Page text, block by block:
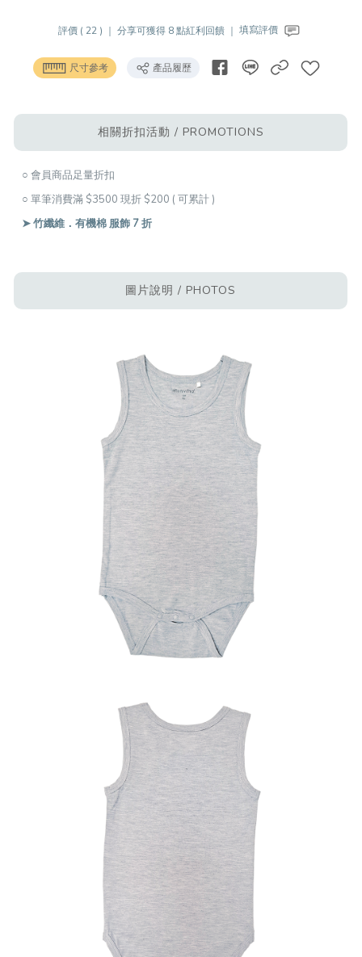
評價 ( 22 ) ｜分享可獲得 8 點紅利回饋 ｜填寫評價
尺寸參考 產品履歷
相關折扣活動 / PROMOTIONS
○ 會員商品足量折扣
○ 單筆消費滿 $3500 現折 $200 ( 可累計 )
➤ 竹纖維．有機棉 服飾 7 折
圖片說明 / PHOTOS